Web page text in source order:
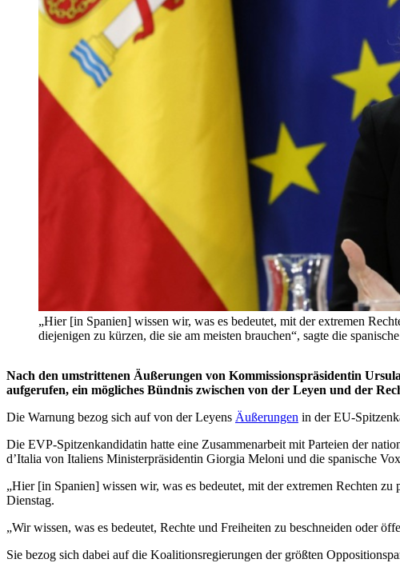
„Hier [in Spanien] wissen wir, was es bedeutet, mit der extremen
diejenigen zu kürzen, die sie am meisten brauchen“, sagte die
Nach den umstrittenen Äußerungen von Kommissionspräsidentin
aufgerufen, ein mögliches Bündnis zwischen von der Leyen und der
Die Warnung bezog sich auf von der Leyens Äußerungen in der EU-
Die EVP-Spitzenkandidatin hatte eine Zusammenarbeit mit Parteien der
d’Italia von Italiens Ministerpräsidentin Giorgia Meloni und die spanische
„Hier [in Spanien] wissen wir, was es bedeutet, mit der extremen Rechten
Dienstag.
„Wir wissen, was es bedeutet, Rechte und Freiheiten zu beschneiden oder
Sie bezog sich dabei auf die Koalitionsregierungen der größten